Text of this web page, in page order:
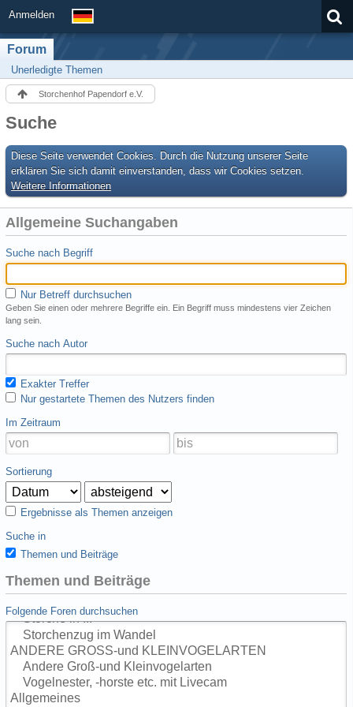
Anmelden
Forum
Unerledigte Themen
Storchenhof Papendorf e.V.
Suche
Diese Seite verwendet Cookies. Durch die Nutzung unserer Seite
erklären Sie sich damit einverstanden, dass wir Cookies setzen.
Weitere Informationen
Allgemeine Suchangaben
Suche nach Begriff
Nur Betreff durchsuchen
Geben Sie einen oder mehrere Begriffe ein. Ein Begriff muss mindestens vier Zeichen
lang sein.
Suche nach Autor
Exakter Treffer
Nur gestartete Themen des Nutzers finden
Im Zeitraum
Sortierung
Ergebnisse als Themen anzeigen
Suche in
Themen und Beiträge
Themen und Beiträge
Folgende Foren durchsuchen